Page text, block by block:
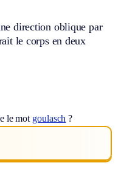
direction oblique par
le corps en deux
le mot goulasch ?